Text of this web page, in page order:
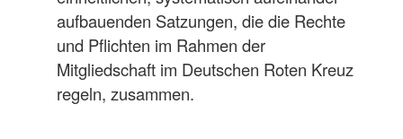
aufbauenden Satzungen, die die Rechte
und Pflichten im Rahmen der
Mitgliedschaft im Deutschen Roten Kreuz
regeln, zusammen.